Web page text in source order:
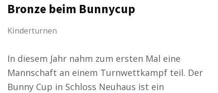
Bronze beim Bunnycup
Kinderturnen
In diesem Jahr nahm zum ersten Mal eine
Mannschaft an einem Turnwettkampf teil. Der
Bunny Cup in Schloss Neuhaus ist ein